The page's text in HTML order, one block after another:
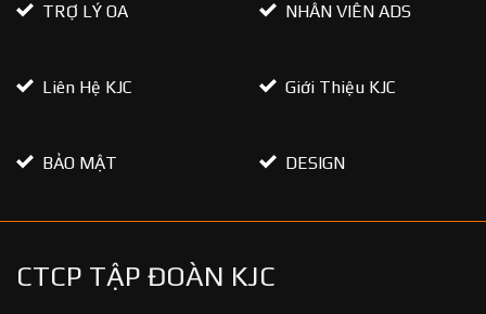
TRỢ LÝ OA NHÂN VIÊN ADS
Liên Hệ KJC Giới Thiệu KJC
BẢO MẬT DESIGN
CTCP TẬP ĐOÀN KJC